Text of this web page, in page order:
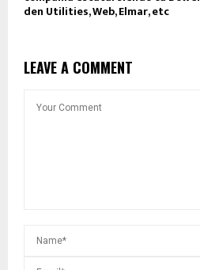
den Utilities, Web, Elmar, etc
LEAVE A COMMENT